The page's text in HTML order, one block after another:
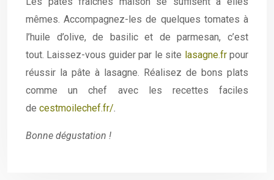
mêmes. Accompagnez-les de quelques tomates à
l’huile d’olive, de basilic et de parmesan, c’est
tout. Laissez-vous guider par le site lasagne.frpour
réussir la pâte à lasagne. Réalisez de bons plats
comme un chef avec les recettes faciles
de cestmoilechef.fr/.
Bonne dégustation !